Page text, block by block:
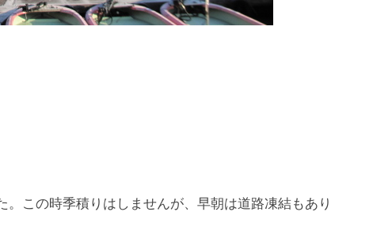
この時季積りはしませんが、早朝は道路凍結もあり